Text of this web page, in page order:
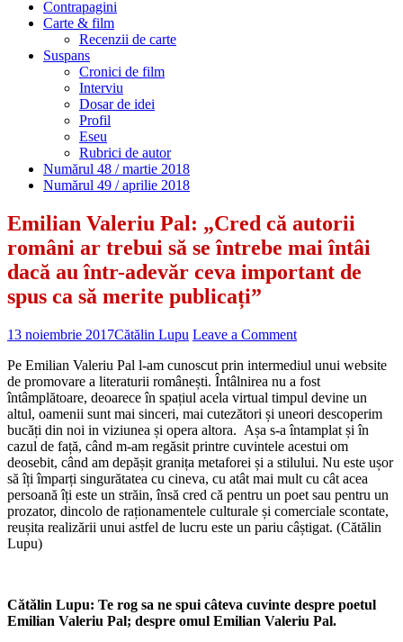
Contrapagini
Carte & film
Recenzii de carte
Suspans
Cronici de film
Interviu
Dosar de idei
Profil
Eseu
Rubrici de autor
Numărul 48 / martie 2018
Numărul 49 / aprilie 2018
Emilian Valeriu Pal: „Cred că autorii
români ar trebui să se întrebe mai întâi
dacă au într-adevăr ceva important de
spus ca să merite publicați”
13 noiembrie 2017Cătălin Lupu Leave a Comment
Pe Emilian Valeriu Pal l-am cunoscut prin intermediul unui website
de promovare a literaturii românești. Întâlnirea nu a fost
întâmplătoare, deoarece în spațiul acela virtual timpul devine un
altul, oamenii sunt mai sinceri, mai cutezători și uneori descoperim
bucăți din noi in viziunea și opera altora. Așa s-a întamplat și în
cazul de față, când m-am regăsit printre cuvintele acestui om
deosebit, când am depășit granița metaforei și a stilului. Nu este ușor
să îți împarți singurătatea cu cineva, cu atât mai mult cu cât acea
persoană îți este un străin, însă cred că pentru un poet sau pentru un
prozator, dincolo de raționamentele culturale și comerciale scontate,
reușita realizării unui astfel de lucru este un pariu câștigat. (Cătălin
Lupu)
Cătălin Lupu: Te rog sa ne spui câteva cuvinte despre poetul
Emilian Valeriu Pal; despre omul Emilian Valeriu Pal.